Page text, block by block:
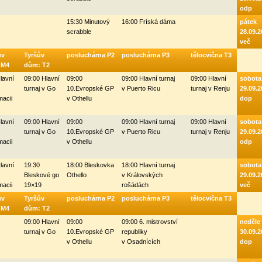
odp
15:30 Minutový
scrabble
16:00 Fríská dáma
pátek
več
Tyršův
dům: T2
posluchárna P2 posluchárna P3 tělocvična T3
09:00 Hlavní
turnaj v Go
09:00
10.Evropské GP
v Othellu
09:00 Hlavní turnaj
v Puerto Ricu
09:00 Hlavní
turnaj v Renju
sobota
dop
09:00 Hlavní
turnaj v Go
09:00
10.Evropské GP
v Othellu
09:00 Hlavní turnaj
v Puerto Ricu
09:00 Hlavní
turnaj v Renju
sobota
odp
19:30
Bleskové go
19×19
18:00 Bleskovka
Othello
18:00 Hlavní turnaj
v Královských
rošádách
sobota
več
Tyršův
dům: T2
posluchárna P2 posluchárna P3 tělocvična T3
09:00 Hlavní
turnaj v Go
09:00
10.Evropské GP
v Othellu
09:00 6. mistrovství
republiky
v Osadnících
neděle
dop